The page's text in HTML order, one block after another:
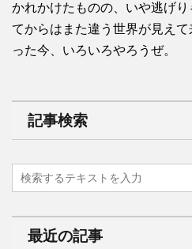
かれかけたものの、いや逃げ
てからはまた違う世界が見え
った今、いろいろやろうぜ。
記事検索
最近の記事